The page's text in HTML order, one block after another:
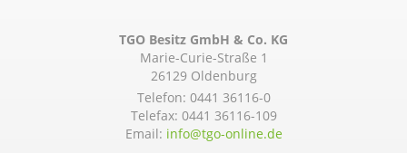
TGO Besitz GmbH & Co. KG
Marie-Curie-Straße 1
26129 Oldenburg
Telefon: 0441 36116-0
Telefax: 0441 36116-109
Email: info@­tgo-online.de